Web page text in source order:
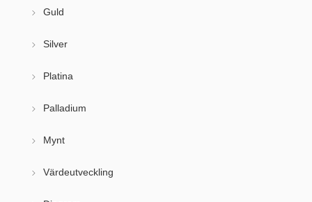
Guld
Silver
Platina
Palladium
Mynt
Värdeutveckling